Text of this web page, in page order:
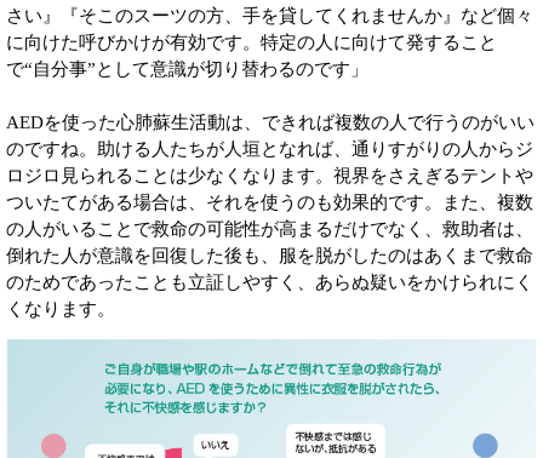
さい』『そこのスーツの方、手を貸してくれませんか』など個々
に向けた呼びかけが有効です。特定の人に向けて発すること
で“自分事”として意識が切り替わるのです」
AEDを使った心肺蘇生活動は、できれば複数の人で行うのがいい
のですね。助ける人たちが人垣となれば、通りすがりの人からジ
ロジロ見られることは少なくなります。視界をさえぎるテントや
ついたてがある場合は、それを使うのも効果的です。また、複数
の人がいることで救命の可能性が高まるだけでなく、救助者は、
倒れた人が意識を回復した後も、服を脱がしたのはあくまで救命
のためであったことも立証しやすく、あらぬ疑いをかけられにく
くなります。